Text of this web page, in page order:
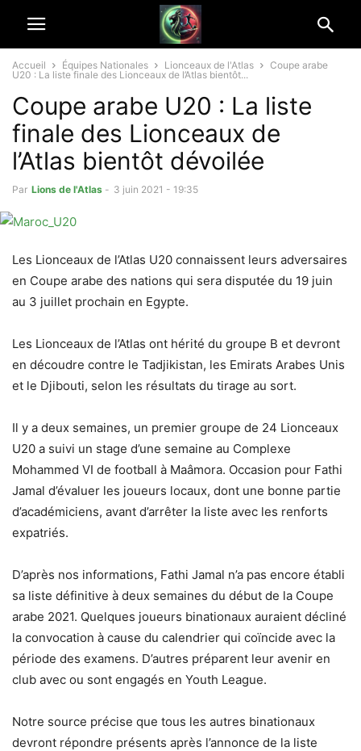
Accueil Équipes Nationales Lionceaux de l'Atlas
Coupe arabe
U20 : La liste finale des Lionceaux de l’Atlas bientôt...
Coupe arabe U20 : La liste
finale des Lionceaux de
l’Atlas bientôt dévoilée
Par Lions de l'Atlas - 3 juin 2021 - 19:35
Les Lionceaux de l’Atlas U20 connaissent leurs adversaires
en Coupe arabe des nations qui sera disputée du 19 juin
au 3 juillet prochain en Egypte.
Les Lionceaux de l’Atlas ont hérité du groupe B et devront
en découdre contre le Tadjikistan, les Emirats Arabes Unis
et le Djibouti, selon les résultats du tirage au sort.
Il y a deux semaines, un premier groupe de 24 Lionceaux
U20 a suivi un stage d’une semaine au Complexe
Mohammed VI de football à Maâmora. Occasion pour Fathi
Jamal d’évaluer les joueurs locaux, dont une bonne partie
d’académiciens, avant d’arrêter la liste avec les renforts
expatriés.
D’après nos informations, Fathi Jamal n’a pas encore établi
sa liste définitive à deux semaines du début de la Coupe
arabe 2021. Quelques joueurs binationaux auraient décliné
la convocation à cause du calendrier qui coïncide avec la
période des examens. D’autres préparent leur avenir en
club avec ou sont engagés en Youth League.
Notre source précise que tous les autres binationaux
devront répondre présents après l’annonce de la liste